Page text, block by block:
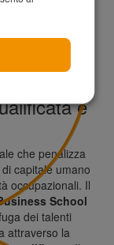
sia locali sia
e alla
e
che penalizza
capitale umano
occupazionali. Il
School
dei talenti
attraverso la